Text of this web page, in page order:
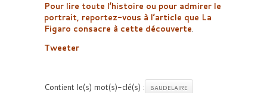
Pour lire toute l’histoire ou pour admirer le
portrait, reportez-vous à l’article que La
Figaro consacre à cette découverte.
Tweeter
Contient le(s) mot(s)-clé(s) :
BAUDELAIRE